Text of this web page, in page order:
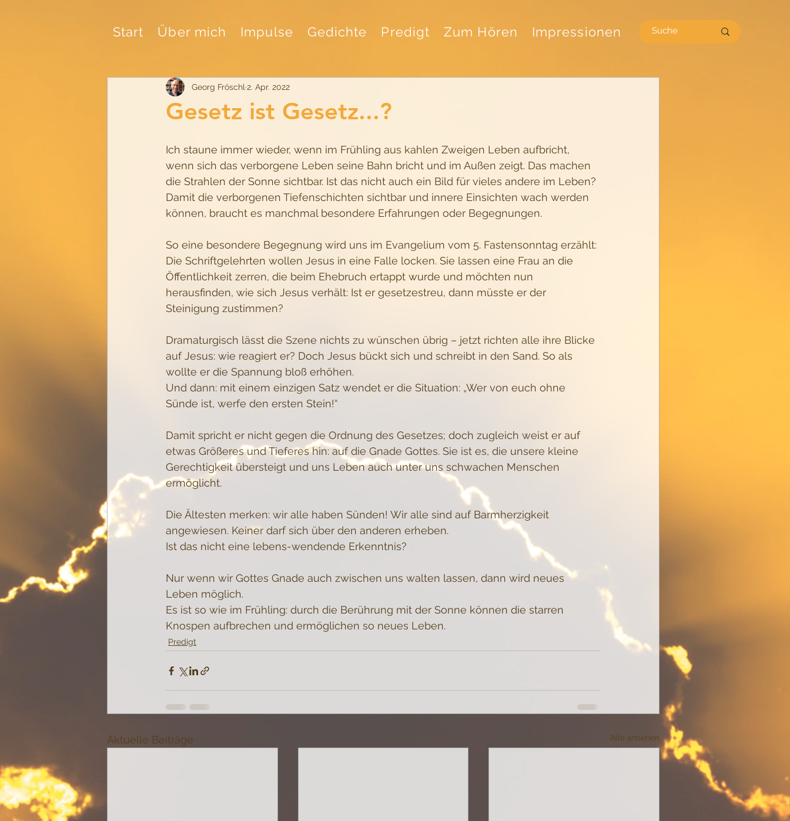
Start Über mich Impulse Gedichte Predigt Zum Hören Impressionen
Gesetz ist Gesetz...?
Georg Fröschl 2. Apr. 2022
Ich staune immer wieder, wenn im Frühling aus kahlen Zweigen Leben aufbricht,
wenn sich das verborgene Leben seine Bahn bricht und im Außen zeigt. Das machen
die Strahlen der Sonne sichtbar. Ist das nicht auch ein Bild für vieles andere im Leben?
Damit die verborgenen Tiefenschichten sichtbar und innere Einsichten wach werden
können, braucht es manchmal besondere Erfahrungen oder Begegnungen.
So eine besondere Begegnung wird uns im Evangelium vom 5. Fastensonntag erzählt:
Die Schriftgelehrten wollen Jesus in eine Falle locken. Sie lassen eine Frau an die
Öffentlichkeit zerren, die beim Ehebruch ertappt wurde und möchten nun
herausfinden, wie sich Jesus verhält: Ist er gesetzestreu, dann müsste er der
Steinigung zustimmen?
Dramaturgisch lässt die Szene nichts zu wünschen übrig – jetzt richten alle ihre Blicke
auf Jesus: wie reagiert er? Doch Jesus bückt sich und schreibt in den Sand. So als
wollte er die Spannung bloß erhöhen.
Und dann: mit einem einzigen Satz wendet er die Situation: „Wer von euch ohne
Sünde ist, werfe den ersten Stein!“
Damit spricht er nicht gegen die Ordnung des Gesetzes; doch zugleich weist er auf
etwas Größeres und Tieferes hin: auf die Gnade Gottes. Sie ist es, die unsere kleine
Gerechtigkeit übersteigt und uns Leben auch unter uns schwachen Menschen
ermöglicht.
Die Ältesten merken: wir alle haben Sünden! Wir alle sind auf Barmherzigkeit
angewiesen. Keiner darf sich über den anderen erheben.
Ist das nicht eine lebens-wendende Erkenntnis?
Nur wenn wir Gottes Gnade auch zwischen uns walten lassen, dann wird neues
Leben möglich.
Es ist so wie im Frühling: durch die Berührung mit der Sonne können die starren
Knospen aufbrechen und ermöglichen so neues Leben.
Predigt
Aktuelle Beiträge Alle ansehen